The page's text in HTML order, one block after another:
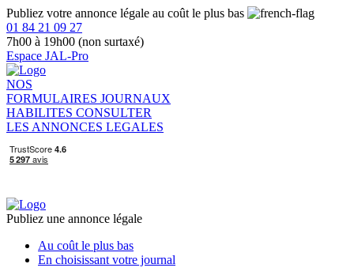
Publiez votre annonce légale au coût le plus bas
01 84 21 09 27
7h00 à 19h00 (non surtaxé)
Espace JAL-Pro
NOS
FORMULAIRES JOURNAUX
HABILITES CONSULTER
LES ANNONCES LEGALES
Publiez une annonce légale
Au coût le plus bas
En choisissant votre journal